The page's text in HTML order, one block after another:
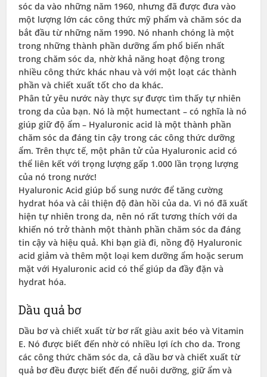
sóc da vào những năm 1960, nhưng đã được đưa vào
một lượng lớn các công thức mỹ phẩm và chăm sóc da
bắt đầu từ những năm 1990. Nó nhanh chóng là một
trong những thành phần dưỡng ẩm phổ biến nhất
trong chăm sóc da, nhờ khả năng hoạt động trong
nhiều công thức khác nhau và với một loạt các thành
phần và chiết xuất tốt cho da khác.
Phân tử yêu nước này thực sự được tìm thấy tự nhiên
trong da của bạn. Nó là một humectant – có nghĩa là nó
giúp giữ độ ẩm – Hyaluronic acid là một thành phần
chăm sóc da đáng tin cậy trong các công thức dưỡng
ẩm. Trên thực tế, một phân tử của Hyaluronic acid có
thể liên kết với trọng lượng gấp 1.000 lần trọng lượng
của nó trong nước!
Hyaluronic Acid giúp bổ sung nước để tăng cường
hydrat hóa và cải thiện độ đàn hồi của da. Vì nó đã xuất
hiện tự nhiên trong da, nên nó rất tương thích với da
khiến nó trở thành một thành phần chăm sóc da đáng
tin cậy và hiệu quả. Khi bạn già đi, nồng độ Hyaluronic
acid giảm và thêm một loại kem dưỡng ẩm hoặc serum
mặt với Hyaluronic acid có thể giúp da đầy đặn và
hydrat hóa.
Dầu quả bơ
Dầu bơ và chiết xuất từ bơ rất giàu axit béo và Vitamin
E. Nó được biết đến nhờ có nhiều lợi ích cho da. Trong
các công thức chăm sóc da, cả dầu bơ và chiết xuất từ ​​
quả bơ đều được biết đến để nuôi dưỡng, giữ ẩm và